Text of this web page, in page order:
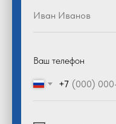
Ваш телефон
+7